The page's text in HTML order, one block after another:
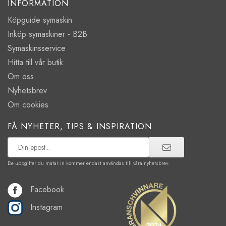
INFORMATION
Köpguide symaskin
Inköp symaskiner - B2B
Symaskinsservice
Hitta till vår butik
Om oss
Nyhetsbrev
Om cookies
FÅ NYHETER, TIPS & INSPIRATION
De uppgifter du matar in kommer endast användas till våra nyhetsbrev.
Facebook
Instagram